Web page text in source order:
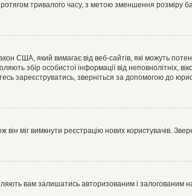
тривалого часу, з метою зменшення розміру
США, який вимагає від веб-сайтів, які можуть
збір особистої інформації від неповнолітніх,
зареєструватись, зверніться за допомогою до
міг вимкнути реєстрацію нових користувачів.
вам залишатись авторизованим і залогованим